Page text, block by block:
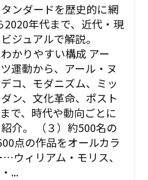
タンダードを歴史的に網
年代まで、近代・現
ジュアルで解説。
かりやすい構成 アー
運動から、アール・ヌ
コ、モダニズム、ミッ
ン、文化革命、ポスト
で、時代や動向ごとに
介。 （３）約500名の
点の作品をオールカラ
ウィリアム・モリス、
...